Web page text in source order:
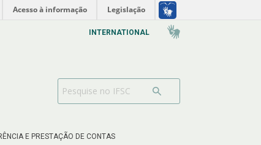
Acesso à informação Legislação
E PRESTAÇÃO DE CONTAS
INTERNATIONAL